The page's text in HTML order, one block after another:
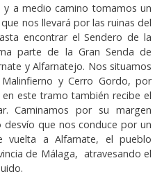
y a medio camino tomamos un
nos llevará por las ruinas del
encontrar el Sendero de la
parte de la Gran Senda de
y Alfarnatejo. Nos situamos
y Cerro Gordo, por
este tramo también recibe el
Caminamos por su margen
que nos conduce por un
vuelta a Alfarnate, el pueblo
de Málaga, atravesando el